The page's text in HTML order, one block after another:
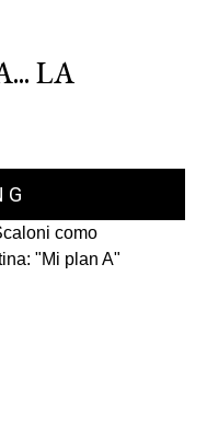
LA